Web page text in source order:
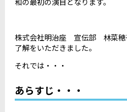
株式会社明治座 宣伝部 林菜穂
了解をいただきました。
それでは・・・
あらすじ・・・